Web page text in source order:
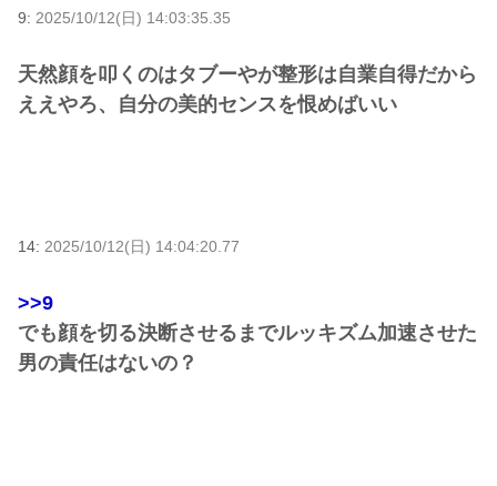
9: 2025/10/12(日) 14:03:35.35
天然顔を叩くのはタブーやが整形は自業自得だから
ええやろ、自分の美的センスを恨めばいい
14: 2025/10/12(日) 14:04:20.77
>>9
でも顔を切る決断させるまでルッキズム加速させた
男の責任はないの？